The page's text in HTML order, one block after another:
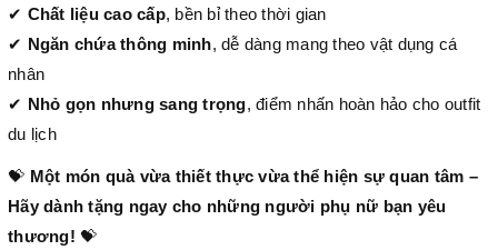
✔ Chất liệu cao cấp, bền bỉ theo thời gian
✔ Ngăn chứa thông minh, dễ dàng mang theo vật dụng cá
nhân
✔ Nhỏ gọn nhưng sang trọng, điểm nhấn hoàn hảo cho outfit
du lịch
💝 Một món quà vừa thiết thực vừa thể hiện sự quan tâm –
Hãy dành tặng ngay cho những người phụ nữ bạn yêu
thương! 💝